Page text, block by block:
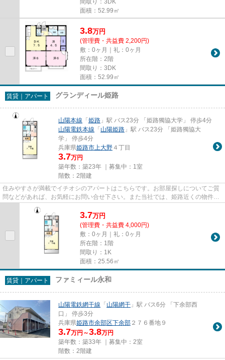
面積：52.99㎡
3.8万円
(管理費・共益費 2,200円)
敷：0ヶ月｜礼：0ヶ月
所在階：2階
間取り：3DK
面積：52.99㎡
賃貸｜アパート グランディール姫路
山陽本線 「姫路 」駅 バス23分 「姫路獨協大学」 停歩4分
山陽電鉄本線 「山陽姫路 」駅 バス23分 「姫路獨協大
学」 停歩4分
兵庫県姫路市 上大野 ４丁目
3.7万円
築年数：築23年 ｜募集中： 1室
階数：2階建
住みやすさが満載でイチオシのアパートはこちらです。お部屋探しについてご質
問などがあれば、お気軽にお問い合せ下さい。また当社では、姫路近くの物件を
他にも取り扱っております。
3.7万円
(管理費・共益費 4,000円)
敷：0ヶ月｜礼：0ヶ月
所在階：1階
間取り：1K
面積：25.56㎡
賃貸｜アパート ファミィール永和
山陽電鉄網干線 「山陽網干 」駅 バス6分 「下余部西
口」 停歩3分
兵庫県姫路市余部区下余部 ２７６番地９
3.7万円～3.8万円
築年数：築33年 ｜募集中： 2室
階数：2階建